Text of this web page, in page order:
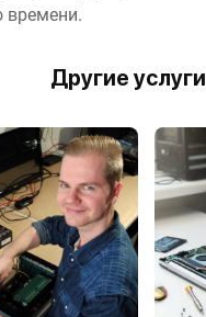
времени.
Другие услуги